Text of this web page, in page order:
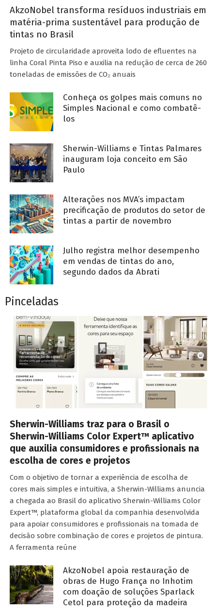
AkzoNobel transforma resíduos industriais em
matéria-prima sustentável para produção de
tintas no Brasil
Projeto de circularidade aproveita lodo de efluentes na
linha Coral Pinta Piso e auxilia na redução de cerca de 260
toneladas de emissões de CO₂ anuais
Conheça os golpes mais comuns no
Simples Nacional e como combatê-
los
Sherwin-Williams e Tintas Palmares
inauguram loja conceito em São
Paulo
Alterações nos MVA’s impactam
precificação de produtos do setor de
tintas a partir de novembro
Julho registra melhor desempenho
em vendas de tintas do ano,
segundo dados da Abrati
Pinceladas
Sherwin-Williams traz para o Brasil o
Sherwin-Williams Color Expert™ aplicativo
que auxilia consumidores e profissionais na
escolha de cores e projetos
Com o objetivo de tornar a experiência de escolha de
cores mais simples e intuitiva, a Sherwin-Williams anuncia
a chegada ao Brasil do aplicativo Sherwin-Williams Color
Expert™, plataforma global da companhia desenvolvida
para apoiar consumidores e profissionais na tomada de
decisão sobre combinação de cores e projetos de pintura.
A ferramenta reúne
AkzoNobel apoia restauração de
obras de Hugo França no Inhotim
com doação de soluções Sparlack
Cetol para proteção da madeira